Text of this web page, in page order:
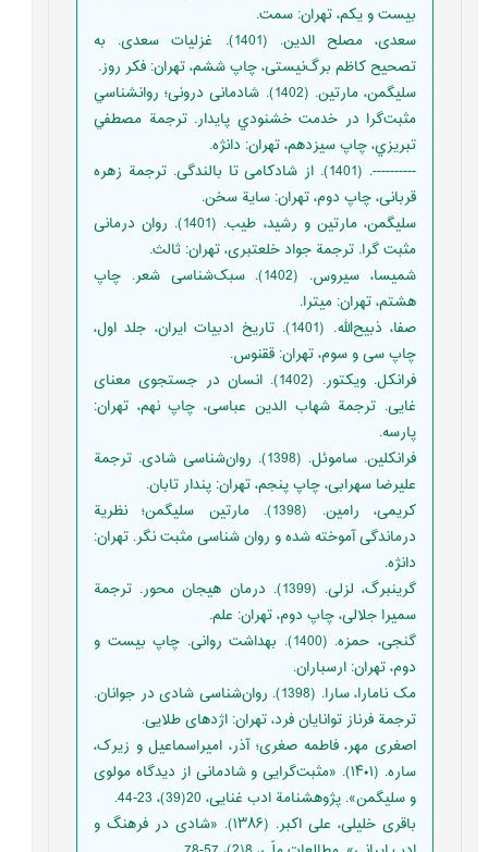
بیست و یکم، تهران: سمت.
سعدی، مصلح الدین. (1401). غزلیات سعدی. به
تصحیح کاظم برگ‌نیستی، چاپ ششم، تهران: فکر روز.
سليگمن، مارتين. (1402). شادمانی درونی؛ روانشناسي
مثبت‌گرا در خدمت خشنودي پايدار. ترجمة مصطفي
تبريزي، چاپ سیزدهم، تهران: دانژه.
----------. (1401). از شادکامی تا بالندگی. ترجمة زهره
قربانی، چاپ دوم، تهران: سایة سخن.
سليگمن، مارتين و رشید، طیب. (1401). روان درمانی
مثبت گرا. ترجمة جواد خلعتبری، تهران: ثالث.
شمیسا، سیروس. (1402). سبک‌شناسی شعر. چاپ
هشتم، تهران: میترا.
صفا، ذبیح‌الله. (1401). تاریخ ادبیات ایران، جلد اول،
چاپ سی و سوم، تهران: ققنوس.
فرانکل. ویکتور. (1402). انسان در جستجوی معنای
غایی. ترجمة شهاب الدین عباسی، چاپ نهم، تهران:
پارسه.
فرانکلین. ساموئل. (1398). روان‌شناسی شادی. ترجمة
علیرضا سهرابی، چاپ پنجم، تهران: پندار تابان.
کریمی، رامین. (1398). مارتین سلیگمن؛ نظریة
درماندگی آموخته شده و روان شناسی مثبت نگر. تهران:
دانژه.
گرینبرگ، لزلی. (1399). درمان هیجان محور. ترجمة
سمیرا جلالی، چاپ دوم، تهران: علم.
گنجی، حمزه. (1400). بهداشت روانی. چاپ بیست و
دوم، تهران: ارسباران.
مک نامارا، سارا. (1398). روان‌شناسی شادی در جوانان.
ترجمة فرناز توانایان فرد، تهران: اژدهای طلایی.
اصغری مهر، فاطمه صغری؛ آذر، امیراسماعیل و زیرک،
ساره. (۱۴۰۱). «مثبت‌گرایی و شادمانی از دیدگاه مولوی
و سلیگمن». پژوهشنامة ادب غنایی، 20(39)، 23-44.
باقری خلیلی، علی اکبر. (۱۳۸۶). «شادی در فرهنگ و